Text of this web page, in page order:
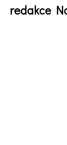
redakce